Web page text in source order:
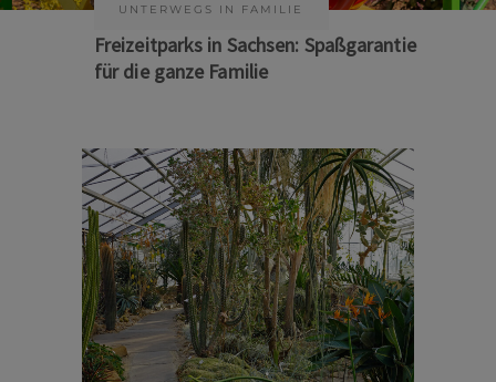
KUNST & KULTUR
Sommer auf Sachsens Theaterbühnen